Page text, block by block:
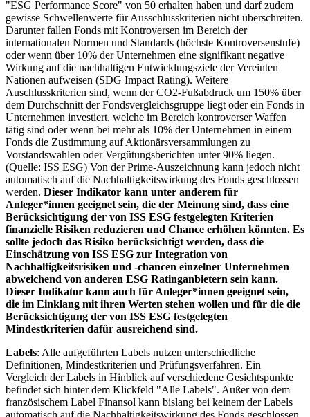
"ESG Performance Score" von 50 erhalten haben und darf zudem
gewisse Schwellenwerte für Ausschlusskriterien nicht überschreiten.
Darunter fallen Fonds mit Kontroversen im Bereich der
internationalen Normen und Standards (höchste Kontroversenstufe)
oder wenn über 10% der Unternehmen eine signifikant negative
Wirkung auf die nachhaltigen Entwicklungsziele der Vereinten
Nationen aufweisen (SDG Impact Rating). Weitere
Auschlusskriterien sind, wenn der CO2-Fußabdruck um 150% über
dem Durchschnitt der Fondsvergleichsgruppe liegt oder ein Fonds in
Unternehmen investiert, welche im Bereich kontroverser Waffen
tätig sind oder wenn bei mehr als 10% der Unternehmen in einem
Fonds die Zustimmung auf Aktionärsversammlungen zu
Vorstandswahlen oder Vergütungsberichten unter 90% liegen.
(Quelle: ISS ESG) Von der Prime-Auszeichnung kann jedoch nicht
automatisch auf die Nachhaltigkeitswirkung des Fonds geschlossen
werden. Dieser Indikator kann unter anderem für
Anleger*innen geeignet sein, die der Meinung sind, dass eine
Berücksichtigung der von ISS ESG festgelegten Kriterien
finanzielle Risiken reduzieren und Chance erhöhen könnten. Es
sollte jedoch das Risiko berücksichtigt werden, dass die
Einschätzung von ISS ESG zur Integration von
Nachhaltigkeitsrisiken und -chancen einzelner Unternehmen
abweichend von anderen ESG Ratinganbietern sein kann.
Dieser Indikator kann auch für Anleger*innen geeignet sein,
die im Einklang mit ihren Werten stehen wollen und für die die
Berücksichtigung der von ISS ESG festgelegten
Mindestkriterien dafür ausreichend sind.
Labels: Alle aufgeführten Labels nutzen unterschiedliche
Definitionen, Mindestkriterien und Prüfungsverfahren. Ein
Vergleich der Labels in Hinblick auf verschiedene Gesichtspunkte
befindet sich hinter dem Klickfeld "Alle Labels". Außer von dem
französischem Label Finansol kann bislang bei keinem der Labels
automatisch auf die Nachhaltigkeitswirkung des Fonds geschlossen